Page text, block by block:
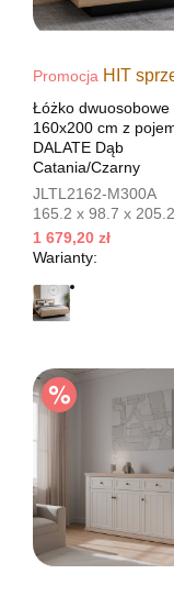
Promocja HIT
Łóżko dwuosobowe
160x200 cm z
DALATE Dąb
Catania/Czarny
JLTL2162-M300A
165.2 x 98.7 x
1 679,20 zł
Warianty: